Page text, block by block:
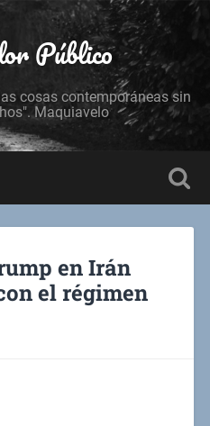
Público
cosas contemporáneas sin
Maquiavelo
en Irán
el régimen